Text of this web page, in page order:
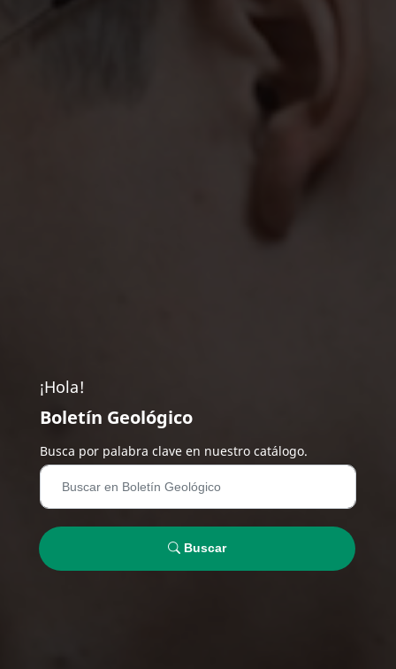
¡Hola!
Boletín Geológico
Busca por palabra clave en nuestro catálogo.
Buscar